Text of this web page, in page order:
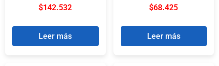
$142.532
Leer más
$68.425
Leer más